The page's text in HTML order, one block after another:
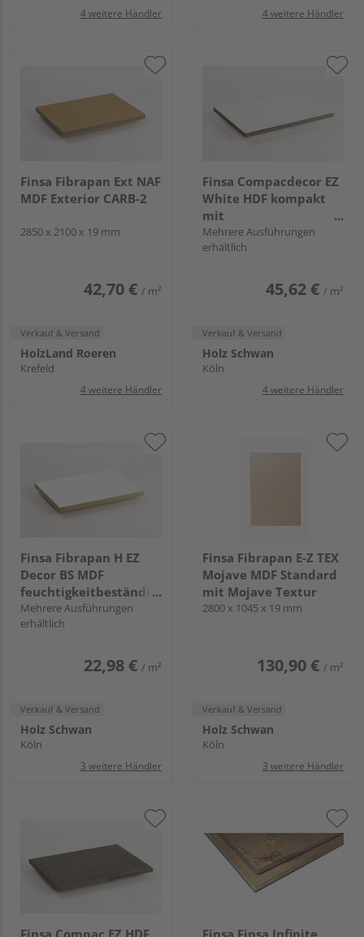
4 weitere Händler 4 weitere Händler
Finsa Fibrapan Ext NAF
MDF Exterior CARB-2
2850 x 2100 x 19 mm
42,70 € / m²
Verkauf & Versand
HolzLand Roeren
Krefeld
4 weitere Händler
Finsa Compacdecor EZ
White HDF kompakt
mit
Melaminbeschichtung
Mehrere Ausführungen
erhältlich
45,62 € / m²
Verkauf & Versand
Holz Schwan
Köln
4 weitere Händler
Finsa Fibrapan H EZ
Decor BS MDF
feuchtigkeitbeständig
mit Grundierfolie
Mehrere Ausführungen
erhältlich
22,98 € / m²
Verkauf & Versand
Holz Schwan
Köln
3 weitere Händler
Finsa Fibrapan E-Z TEX
Mojave MDF Standard
mit Mojave Textur
2800 x 1045 x 19 mm
130,90 € / m²
Verkauf & Versand
Holz Schwan
Köln
3 weitere Händler